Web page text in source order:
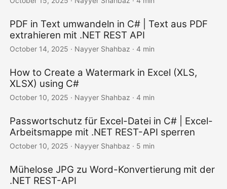
PDF in Text umwandeln in C# | Text aus PDF
extrahieren mit .NET REST API
October 14, 2025 · Nayyer Shahbaz · 4 min
How to Create a Watermark in Excel (XLS,
XLSX) using C#
October 10, 2025 · Nayyer Shahbaz · 4 min
Passwortschutz für Excel-Datei in C# | Excel-
Arbeitsmappe mit .NET REST-API sperren
October 10, 2025 · Nayyer Shahbaz · 5 min
Mühelose JPG zu Word-Konvertierung mit der
.NET REST-API